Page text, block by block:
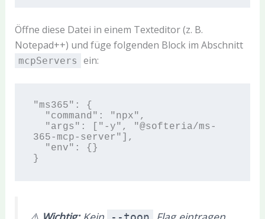
Öffne diese Datei in einem Texteditor (z. B.
Notepad++) und füge folgenden Block im Abschnitt
mcpServers ein:
"ms365": {
365-mcp-server"],